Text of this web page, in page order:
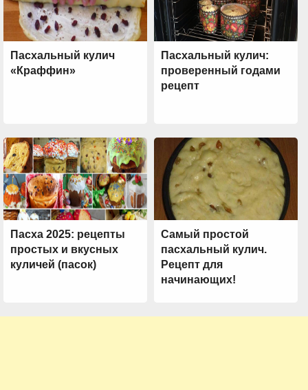
Пасхальный кулич
«Краффин»
Пасхальный кулич:
проверенный годами
рецепт
Пасха 2025: рецепты
простых и вкусных
куличей (пасок)
Самый простой
пасхальный кулич.
Рецепт для
начинающих!